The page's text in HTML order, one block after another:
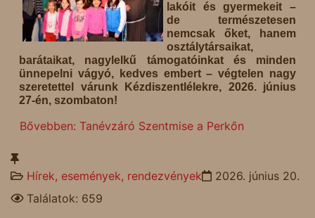
lakóit és gyermekeit –
de természetesen
nemcsak őket, hanem
osztálytársaikat,
barátaikat, nagylelkű támogatóinkat és minden
ünnepelni vágyó, kedves embert – végtelen nagy
szeretettel várunk Kézdiszentlélekre, 2026. június
27-én, szombaton!
Bővebben: Tanévzáró Szentmise a Perkőn
Hírek, események, rendezvények
2026. június 20.
Találatok: 659